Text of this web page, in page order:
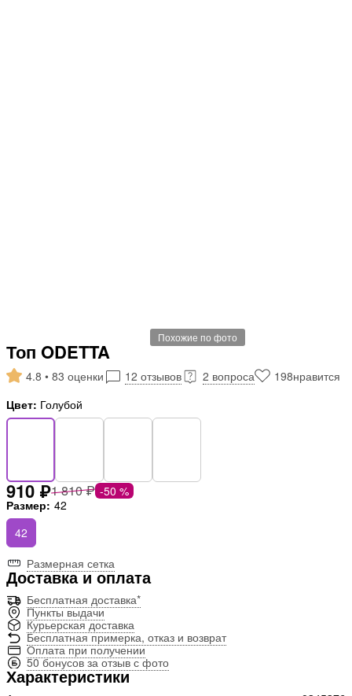
Похожие по фото
Топ ODETTA
4.8 • 83 оценки 12 отзывов 2 вопроса 198нравится
Цвет: Голубой
1 810 ₽ -50 %
910 ₽
Размер: 42
42
Размерная сетка
Доставка и оплата
Бесплатная доставка*
Пункты выдачи
Курьерская доставка
Бесплатная примерка, отказ и возврат
Оплата при получении
50 бонусов за отзыв с фото
Характеристики